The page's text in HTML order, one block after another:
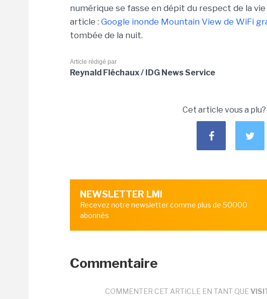
numérique se fasse en dépit du respect de la
article : Google inonde Mountain View de WiFi
tombée de la nuit.
Article rédigé par
Reynald Fléchaux / IDG News Service
Cet article vous a plu?
NEWSLETTER LMI
Recevez notre newsletter comme plus de 50000
abonnés
Commentaire
COMMENTER CET ARTICLE EN TANT QUE